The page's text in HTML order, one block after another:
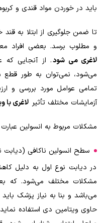
باید در خوردن مواد قندی و
تا ضمن جلوگیری از ابتلا به
و مطلوب برسد. بعضی افراد
لاغری می‌ شود. از آنجایی
می‌شود، نمی‌توان به طور قطع
تمامی عوامل مورد بررسی و
آزمایشات مختلف تأثیر لاغری با
مشکلات مربوط به انسولین عبارت‌
سطح انسولین ناکافی (دیابت
در دیابت نوع اول به دلیل
مشکلات مختلف می‌شود. که
می‌باشد و بنا به نیاز پزشک
حاوی ویتامین دی استفاده